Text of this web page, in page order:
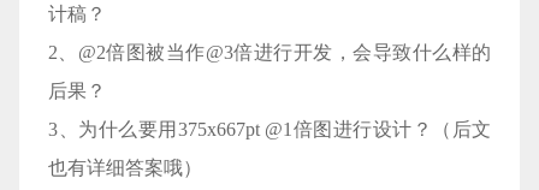
计稿？
2、@2倍图被当作@3倍进行开发，会导致什么样的
后果？
3、为什么要用375x667pt @1倍图进行设计？（后文
也有详细答案哦）